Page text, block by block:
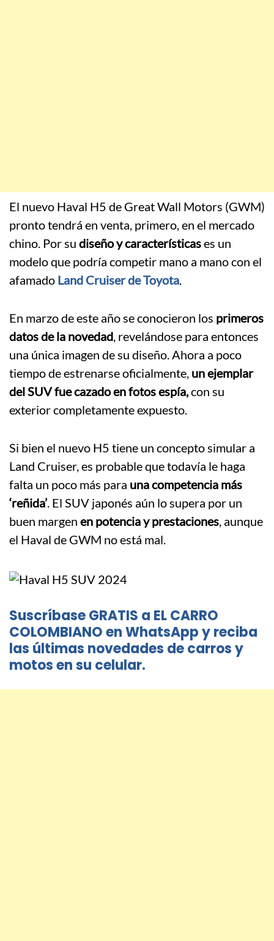
El nuevo Haval H5 de Great Wall Motors (GWM)
pronto tendrá en venta, primero, en el mercado
chino. Por su diseño y característicases un
modelo que podría competir mano a mano con el
afamado Land Cruiser de Toyota.
En marzo de este año se conocieron los primeros
datos de la novedad, revelándose para entonces
una única imagen de su diseño. Ahora a poco
tiempo de estrenarse oficialmente, un ejemplar
del SUV fue cazado en fotos espía,con su
exterior completamente expuesto.
Si bien el nuevo H5 tiene un concepto simular a
Land Cruiser, es probable que todavía le haga
falta un poco más para una competencia más
‘reñida’. El SUV japonés aún lo supera por un
buen margen en potencia y prestaciones, aunque
el Haval de GWM no está mal.
Suscríbase GRATIS a EL CARRO
COLOMBIANO en WhatsApp y reciba
las últimas novedades de carros y
motos en su celular.